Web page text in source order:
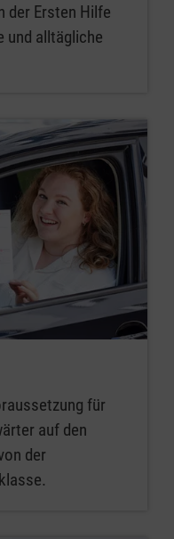
der Ersten Hilfe
und alltägliche
für
auf den
der